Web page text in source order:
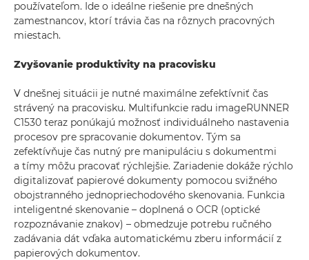
používateľom. Ide o ideálne riešenie pre dnešných
zamestnancov, ktorí trávia čas na rôznych pracovných
miestach.
Zvyšovanie produktivity na pracovisku
V dnešnej situácii je nutné maximálne zefektívniť čas
strávený na pracovisku. Multifunkcie radu imageRUNNER
C1530 teraz ponúkajú možnosť individuálneho nastavenia
procesov pre spracovanie dokumentov. Tým sa
zefektívňuje čas nutný pre manipuláciu s dokumentmi
a tímy môžu pracovať rýchlejšie. Zariadenie dokáže rýchlo
digitalizovať papierové dokumenty pomocou svižného
obojstranného jednopriechodového skenovania. Funkcia
inteligentné skenovanie – doplnená o OCR (optické
rozpoznávanie znakov) – obmedzuje potrebu ručného
zadávania dát vďaka automatickému zberu informácií z
papierových dokumentov.